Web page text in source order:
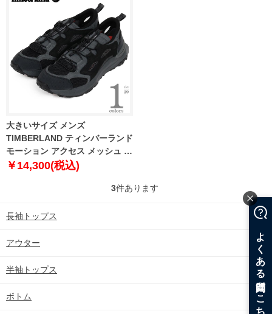
大きいサイズ メンズ
TIMBERLAND ティンバーランド
モーション アクセス メッシュ シ
ューズ MOTION ACCESS MESH
￥14,300(税込)
3件あります
長袖トップス
アウター
半袖トップス
ボトム